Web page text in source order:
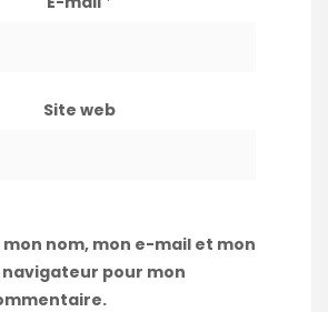
Site web
nom, mon e-mail et mon
navigateur pour mon